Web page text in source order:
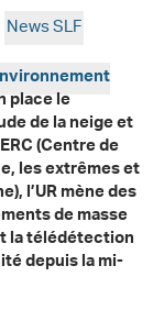
News SLF
place le
de la neige et
(Centre de
les extrêmes et
, l’UR mène des
de masse
la télédétection
depuis la mi-